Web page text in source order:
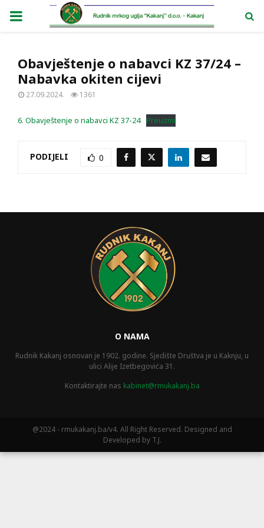
PRIMARY
Obavještenje o nabavci KZ 37/24 –
Nabavka okiten cijevi
27.09.2024. 1361
6. Obavještenje o nabavci KZ 37-24 Preuzmi
PODIJELI 0
O NAMA
Rudnik Kakanj osnovan je 1902. godine. Sjedište Društva je u Kaknju, u
ulici Alije Izetbegovića 31.
Kontaktirajte nas kabinet@rmukakanj.ba
@2024 - rmukakanj.ba/v4. All Right Reserved. Designed and
Developed by T.J.